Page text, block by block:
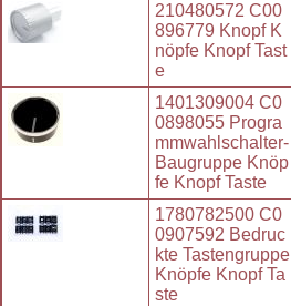
210480572 C00
896779 Knopf K
nöpfe Knopf Tast
e
1401309004 C0
0898055 Progra
mmwahlschalter-
Baugruppe Knöp
fe Knopf Taste
1780782500 C0
0907592 Bedruc
kte Tastengruppe
Knöpfe Knopf Ta
ste